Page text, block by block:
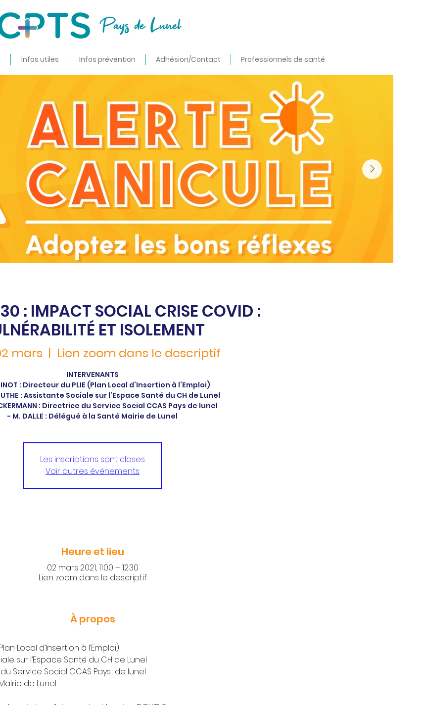
Infos utiles Infos prévention Adhésion/Contact Professionnels de santé
: IMPACT SOCIAL CRISE COVID :
ET ISOLEMENT
mars
  |
Lien zoom dans le descriptif
INTERVENANTS
: Directeur du PLIE (Plan Local d’Insertion à l’Emploi)
: Assistante Sociale sur l’Espace Santé du CH de Lunel
: Directrice du Service Social CCAS Pays de lunel
- M. DALLE : Délégué à la Santé Mairie de Lunel
Les inscriptions sont closes
Voir autres événements
Heure et lieu
02 mars 2021, 11:00 – 12:30
Lien zoom dans le descriptif
À propos
Local d’Insertion à l’Emploi)
sur l’Espace Santé du CH de Lunel
Service Social CCAS Pays  de lunel
de Lunel